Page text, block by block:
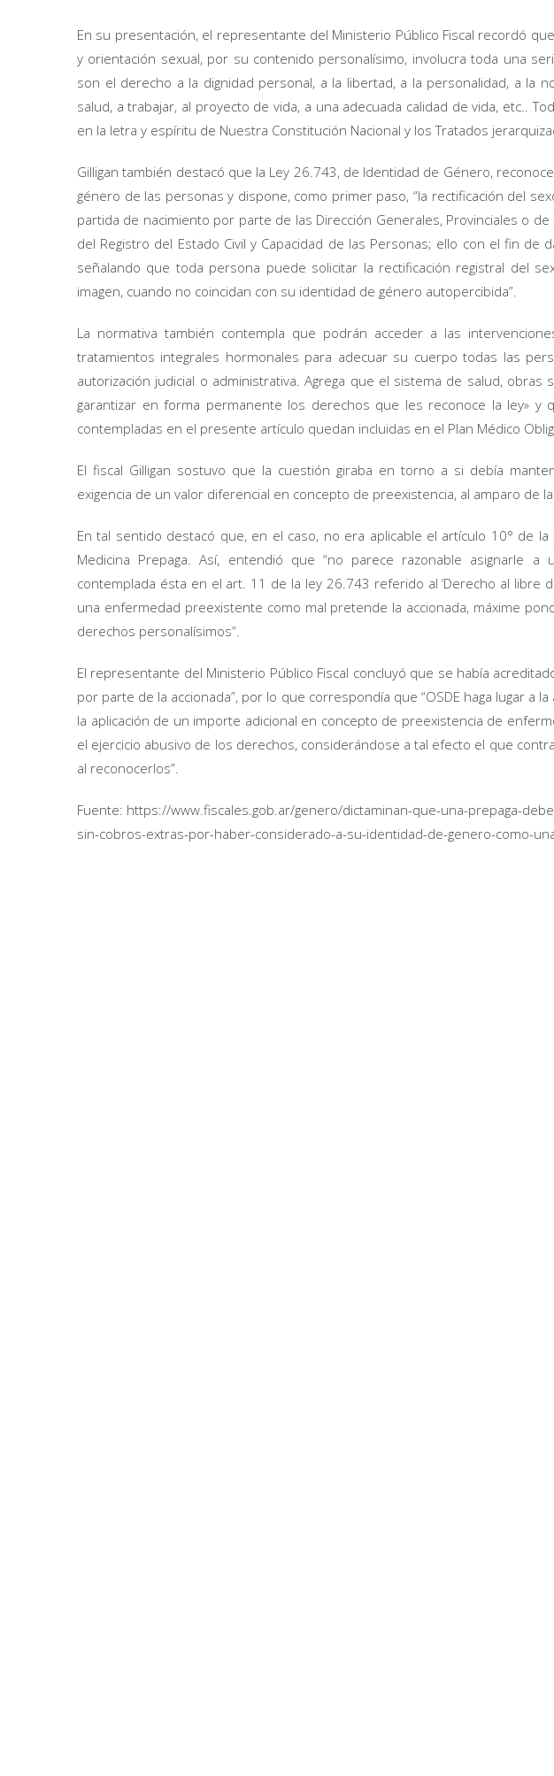
En su presentación, el representante del Ministerio Público Fiscal recordó
y orientación sexual, por su contenido personalísimo, involucra toda una
son el derecho a la dignidad personal, a la libertad, a la personalidad, a la
salud, a trabajar, al proyecto de vida, a una adecuada calidad de vida, etc..
en la letra y espíritu de Nuestra Constitución Nacional y los Tratados
Gilligan también destacó que la Ley 26.743, de Identidad de Género,
género de las personas y dispone, como primer paso, “la rectificación del
partida de nacimiento por parte de las Dirección Generales, Provinciales o
del Registro del Estado Civil y Capacidad de las Personas; ello con el fin de
señalando que toda persona puede solicitar la rectificación registral del
imagen, cuando no coincidan con su identidad de género autopercibida”.
La normativa también contempla que podrán acceder a las
tratamientos integrales hormonales para adecuar su cuerpo todas las
autorización judicial o administrativa. Agrega que el sistema de salud, obras
garantizar en forma permanente los derechos que les reconoce la ley» y
contempladas en el presente artículo quedan incluidas en el Plan Médico
El fiscal Gilligan sostuvo que la cuestión giraba en torno a si debía
exigencia de un valor diferencial en concepto de preexistencia, al amparo de
En tal sentido destacó que, en el caso, no era aplicable el artículo 10° de
Medicina Prepaga. Así, entendió que “no parece razonable asignarle a
contemplada ésta en el art. 11 de la ley 26.743 referido al ‘Derecho al libre
una enfermedad preexistente como mal pretende la accionada, máxime
derechos personalísimos”.
El representante del Ministerio Público Fiscal concluyó que se había
por parte de la accionada”, por lo que correspondía que “OSDE haga lugar a
la aplicación de un importe adicional en concepto de preexistencia de
el ejercicio abusivo de los derechos, considerándose a tal efecto el que
al reconocerlos”.
Fuente: https://www.fiscales.gob.ar/genero/dictaminan-que-una-prepaga-
sin-cobros-extras-por-haber-considerado-a-su-identidad-de-genero-como-